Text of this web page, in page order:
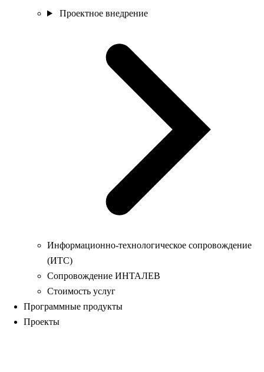
Проектное внедрение
Информационно-технологическое сопровождение
(ИТС)
Сопровождение ИНТАЛЕВ
Стоимость услуг
Программные продукты
Проекты